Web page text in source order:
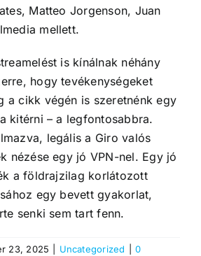
Matteo Jorgenson, Juan
mellett.
is kínálnak néhány
hogy tevékenységeket
a cikk végén is szeretnénk egy
kitérni – a legfontosabbra.
legális a Giro valós
nézése egy jó VPN-nel. Egy jó
a földrajzilag korlátozott
egy bevett gyakorlat,
senki sem tart fenn.
23, 2025 Uncategorized
0